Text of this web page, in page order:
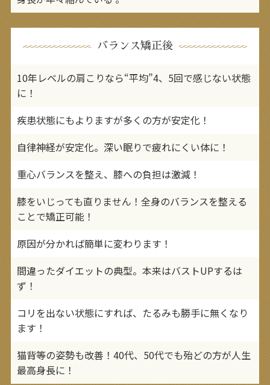
バランス矯正後
10年レベルの肩こりなら“平均”4、5回で感じない状態
に！
疾患状態にもよりますが多くの方が安定化！
自律神経が安定化。深い眠りで疲れにくい体に！
重心バランスを整え、膝への負担は激減！
膝をいじっても直りません！全身のバランスを整える
ことで矯正可能！
原因が分かれば簡単に変わります！
間違ったダイエットの典型。本来はバストUPするは
ず！
コリを出ない状態にすれば、たるみも勝手に無くなり
ます！
猫背等の姿勢も改善！40代、50代でも殆どの方が人生
最高身長に！